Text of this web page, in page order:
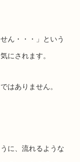
ん・・・」という
にされます。
はありません。
に、流れるような